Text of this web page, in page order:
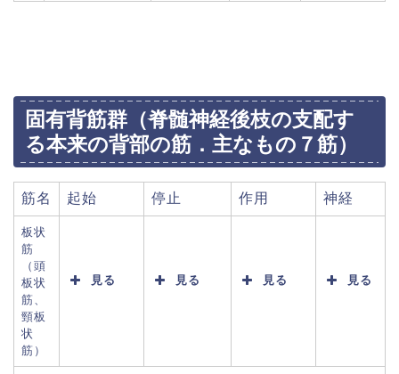
固有背筋群（脊髄神経後枝の支配す
る本来の背部の筋．主なもの７筋）
筋名 起始 停止 作用 神経
板状
筋
（頭
板状
筋、
頸板
状
筋）
見る 見る 見る 見る